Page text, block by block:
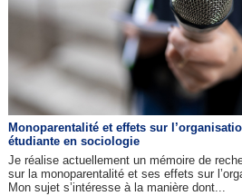
Monoparentalité et effets sur
étudiante en sociologie
Je réalise actuellement un mémoire de
sur la monoparentalité et ses effets sur
Mon sujet s’intéresse à la manière dont...